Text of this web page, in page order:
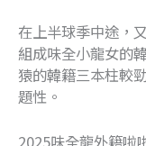
在上半球季中途，
組成味全小龍女的
猿的韓籍三本柱較
題性。